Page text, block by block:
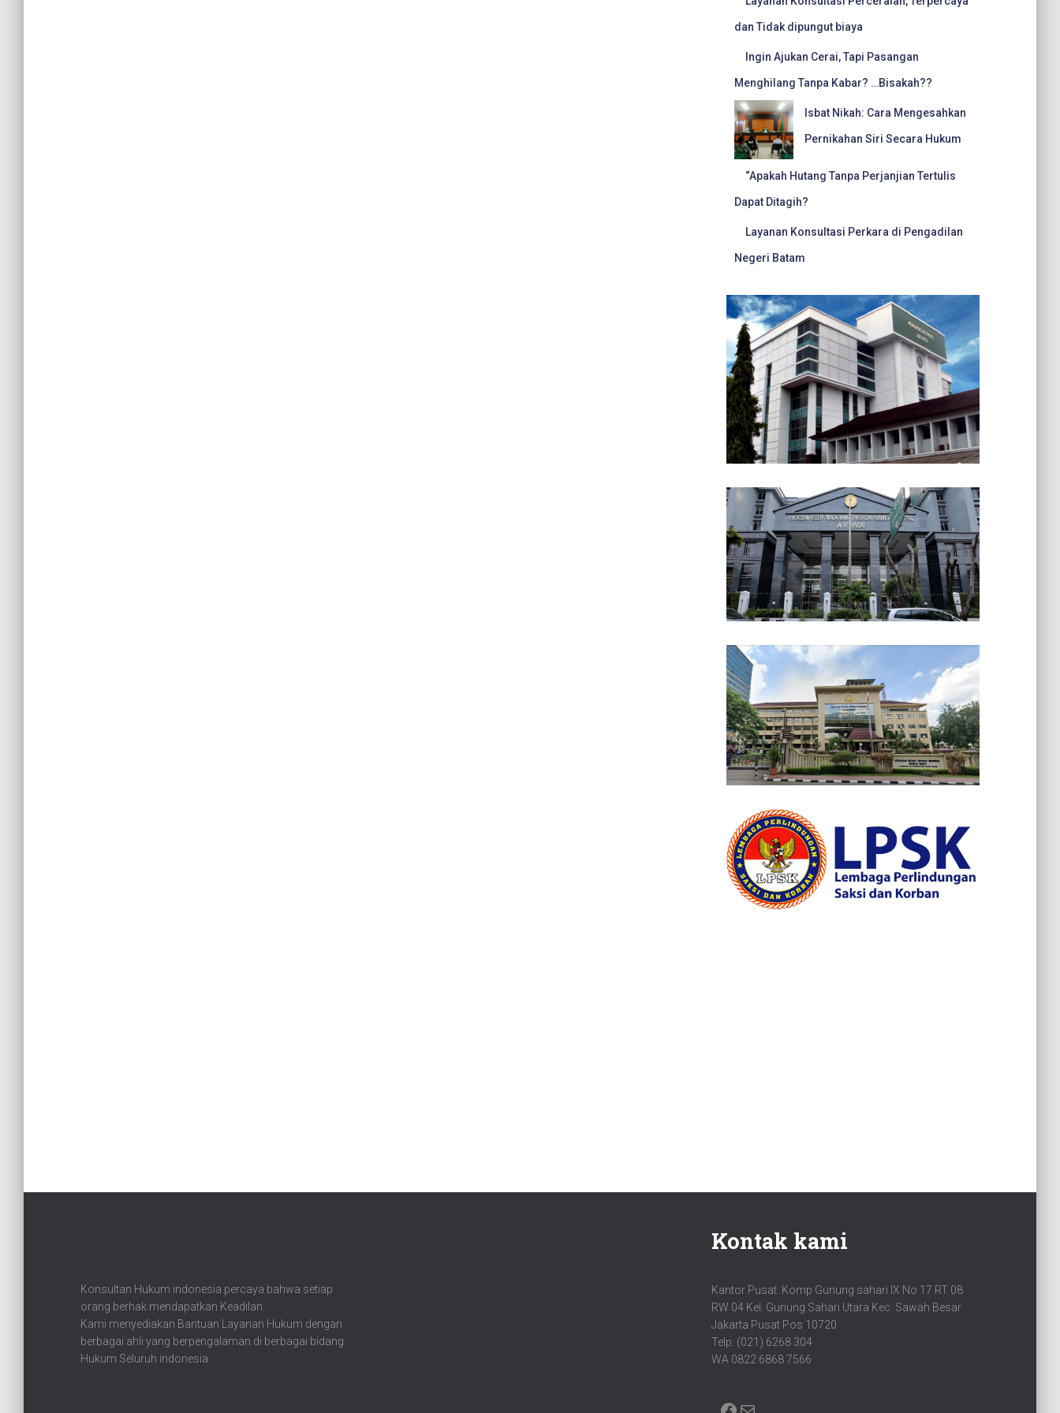
dan Tidak dipungut biaya
Ingin Ajukan Cerai, Tapi Pasangan
Menghilang Tanpa Kabar? …Bisakah??
Isbat Nikah: Cara Mengesahkan
Pernikahan Siri Secara Hukum
“Apakah Hutang Tanpa Perjanjian Tertulis
Dapat Ditagih?
Layanan Konsultasi Perkara di Pengadilan
Negeri Batam
Konsultan Hukum indonesia percaya bahwa setiap
orang berhak mendapatkan Keadilan.
Kami menyediakan Bantuan Layanan Hukum dengan
berbagai ahli yang berpengalaman di berbagai bidang
Hukum Seluruh indonesia
Kontak kami
Kantor Pusat. Komp Gunung sahari IX No 17 RT 08
RW 04 Kel. Gunung Sahari Utara Kec. Sawah Besar
Jakarta Pusat Pos 10720
Telp: (021) 6268 304
WA 0822 6868 7566
FACEBOOK